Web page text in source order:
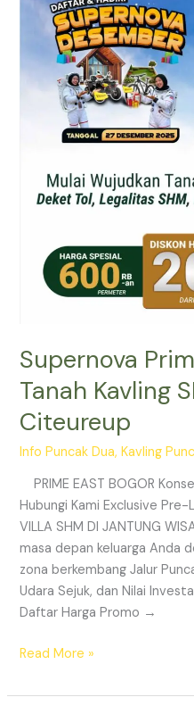
Supernova
Tanah Kavling
Citeureup
Info Puncak Dua,Kavling
PRIME EAST BOGOR
Hubungi Kami Exclusive Pre-
VILLA SHM DI JANTUNG
masa depan keluarga Anda
zona berkembang Jalur
Udara Sejuk, dan Nilai
Daftar Harga Promo →
East
Bogor
Kavling
Citeureup
Read More »